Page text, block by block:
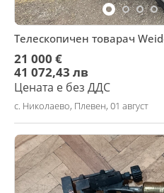
Телескопичен товарач
21 000 €
41 072,43 лв
Цената е без ДДС
с. Николаево, Плевен, 01 август